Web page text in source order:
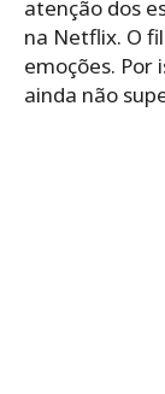
atenção dos
na Netflix. O
emoções. Por
ainda não